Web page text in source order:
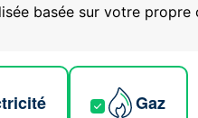
basée sur votre propre
Gaz